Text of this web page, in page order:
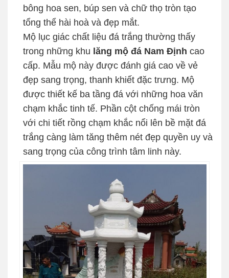
bông hoa sen, búp sen và chữ thọ tròn tạo
tổng thể hài hoà và đẹp mắt.
Mộ lục giác chất liệu đá trắng thường thấy
trong những khu lăng mộ đá Nam Định cao
cấp. Mẫu mộ này được đánh giá cao về vẻ
đẹp sang trọng, thanh khiết đặc trưng. Mộ
được thiết kế ba tầng đá với những hoa văn
chạm khắc tinh tế. Phần cột chống mái tròn
với chi tiết rồng chạm khắc nổi lên bề mặt đá
trắng càng làm tăng thêm nét đẹp quyền uy và
sang trọng của công trình tâm linh này.